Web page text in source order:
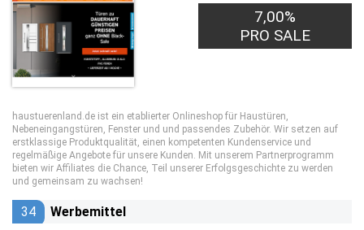
7,00%
PRO SALE
haustuerenland.de ist ein etablierter Onlineshop für Haustüren,
Nebeneingangstüren, Fenster und und passendes Zubehör. Wir setzen auf
erstklassige Produktqualität, einen kompetenten Kundenservice und
regelmäßige Angebote für unsere Kunden. Mit unserem Partnerprogramm
bieten wir Affiliates die Chance, Teil unserer Erfolgsgeschichte zu werden
und gemeinsam zu wachsen!
34 Werbemittel